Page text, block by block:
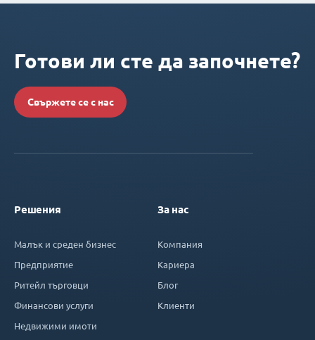
Готови ли сте да започнете?
Свържете се с нас
Решения
Малък и среден бизнес
Предприятие
Ритейл търговци
Финансови услуги
Недвижими имоти
За нас
Компания
Кариера
Блог
Клиенти